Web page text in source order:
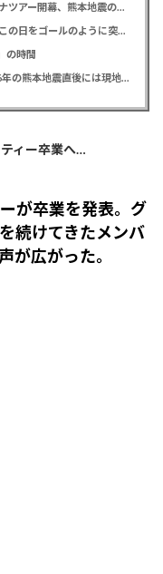
堂本光一＆井上芳雄 帝劇の名曲を歌うアリーナツアー開幕、熊本地震の募金箱も設置「ステージから元気を届けられる形になれば」
高橋文哉 「ブルーロック」初日を迎え喜び「この日をゴールのように突っ走ってきた」
の時間
中居正広氏 「ひそかに被災地支援」か？ 2016年の熊本地震直後には現地で炊き出し 親友・松本人志の闘病に心を痛め、頻繁に連絡も
ィー卒業へ…
が卒業を発表。グ
続けてきたメンバ
が広がった。